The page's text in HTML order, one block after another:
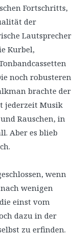
Fortschritts,
der
Lautsprecher
Kurbel,
noch robusteren
brachte der
jederzeit Musik
Rauschen, in
Aber es blieb
wenn
wenigen
einst vom
dazu in der
zu erfinden.